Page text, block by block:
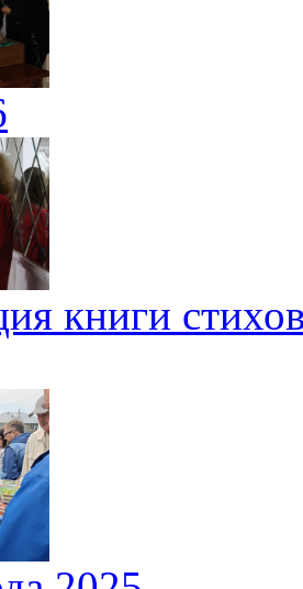
книги